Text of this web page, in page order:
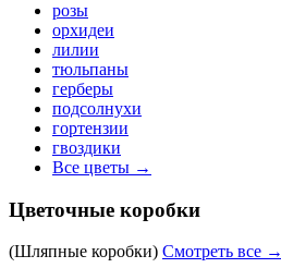
розы
орхидеи
лилии
тюльпаны
герберы
подсолнухи
гортензии
гвоздики
Все цветы →
Цветочные коробки
(Шляпные коробки) Смотреть все →